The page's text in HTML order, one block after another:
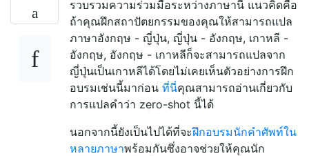
รวบรวมความร่วมมือระหว่างภาษานี้ แนวคิดคือ
ถ้าคุณฝึกสถาปัตยกรรมของคุณให้สามารถแปล
ภาษาอังกฤษ - ญี่ปุ่น, ญี่ปุ่น - อังกฤษ, เกาหลี -
อังกฤษ, อังกฤษ - เกาหลีก็จะสามารถแปลจาก
ญี่ปุ่นเป็นเกาหลีได้โดยไม่เคยเห็นตัวอย่างการฝึก
อบรมเช่นนี้มาก่อน ที่นี่คุณสามารถอ่านเกี่ยวกับ
การแปลคำว่า zero-shot นี้ได้
นอกจากนี้ยังเป็นไปได้ที่จะฝึกอบรมนักคำศัพท์ใน
หลายภาษาพร้อมกันซึ่งอาจช่วยให้คุณนัก